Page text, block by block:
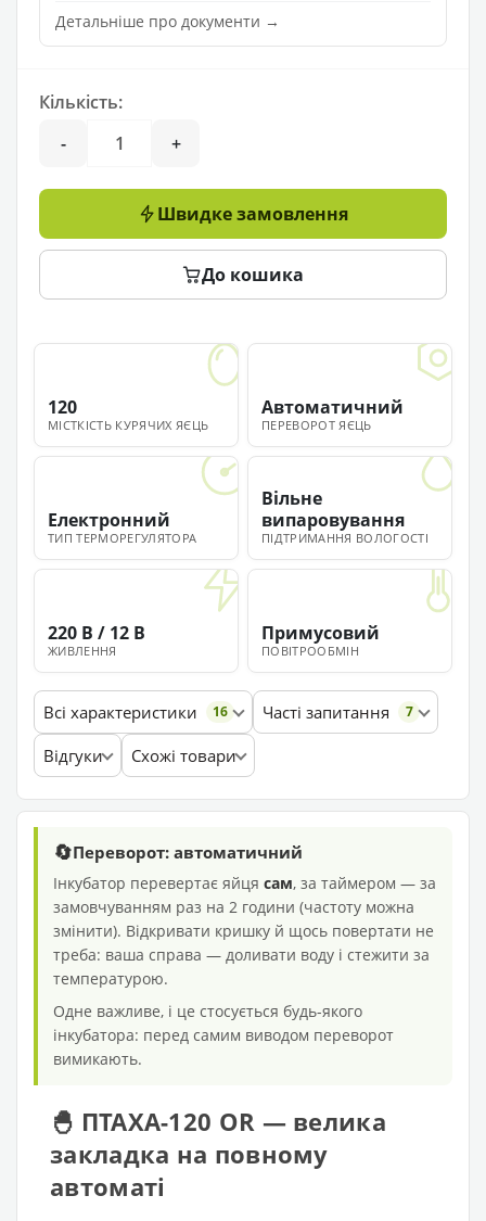
Детальніше про документи →
Кількість:
-
+
Швидке замовлення
До кошика
МІСТКІСТЬ КУРЯЧИХ ЯЄЦЬ
120
ПЕРЕВОРОТ ЯЄЦЬ
Автоматичний
ТИП ТЕРМОРЕГУЛЯТОРА
Електронний
ПІДТРИМАННЯ ВОЛОГОСТІ
Вільне
випаровування
ЖИВЛЕННЯ
220 В / 12 В
ПОВІТРООБМІН
Примусовий
Всі характеристики 16 Часті запитання 7
Відгуки Схожі товари
🔄Переворот: автоматичний
Інкубатор перевертає яйця сам, за таймером — за
замовчуванням раз на 2 години (частоту можна
змінити). Відкривати кришку й щось повертати не
треба: ваша справа — доливати воду і стежити за
температурою.
Одне важливе, і це стосується будь-якого
інкубатора: перед самим виводом переворот
вимикають.
🐣 ПТАХА-120 OR — велика
закладка на повному
автоматі